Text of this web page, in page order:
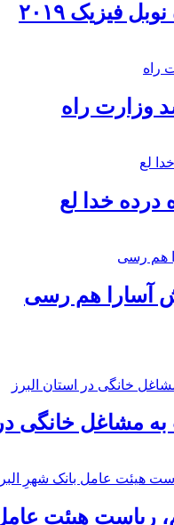
فیزیک ۲۰۱۹
وزارت راه
خدا لع
آسارا هم رسی
به مشاغل خانگی در
ریاست هیئت عامل